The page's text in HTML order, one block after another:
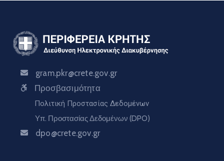
gram.pkr@crete.gov.gr
Προσβασιμότητα
Πολιτική Προστασίας Δεδομένων
Υπ. Προστασίας Δεδομένων (DPO)
dpo@crete.gov.gr